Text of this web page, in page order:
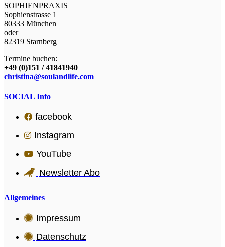
SOPHIENPRAXIS
Sophienstrasse 1
80333 München
oder
82319 Starnberg
Termine buchen:
+49 (0)151 / 41841940
christina@soulandlife.com
SOCIAL Info
facebook
Instagram
YouTube
Newsletter Abo
Allgemeines
Impressum
Datenschutz